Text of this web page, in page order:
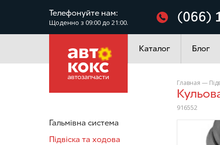
Телефонуйте нам:
Щоденно з 09:00 до 21:00. (066)
Каталог
Електроустаткування
Блог
Гальмівна система
Підвіска та ходова
Главная —
916552